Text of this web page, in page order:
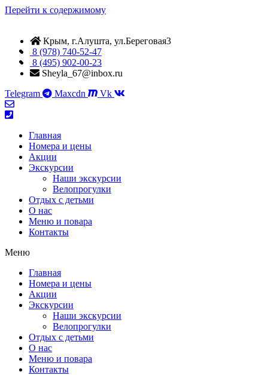
Перейти к содержимому
Крым, г.Алушта, ул.Береговая3
8 (978) 740-52-47
8 (495) 902-00-23
Sheyla_67@inbox.ru
Telegram
Maxcdn Vk
Главная
Номера и цены
Акции
Экскурсии
Наши экскурсии
Велопрогулки
Отдых с детьми
О нас
Меню и повара
Контакты
Меню
Главная
Номера и цены
Акции
Экскурсии
Наши экскурсии
Велопрогулки
Отдых с детьми
О нас
Меню и повара
Контакты